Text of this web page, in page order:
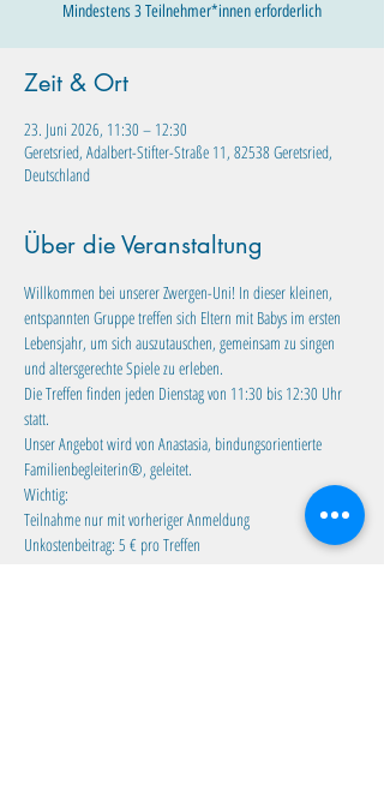
Mindestens 3 Teilnehmer*innen erforderlich
Zeit & Ort
23. Juni 2026, 11:30 – 12:30
Geretsried, Adalbert-Stifter-Straße 11, 82538 Geretsried,
Deutschland
Über die Veranstaltung
Willkommen bei unserer Zwergen-Uni! In dieser kleinen,
entspannten Gruppe treffen sich Eltern mit Babys im ersten
Lebensjahr, um sich auszutauschen, gemeinsam zu singen
und altersgerechte Spiele zu erleben.
Die Treffen finden jeden Dienstag von 11:30 bis 12:30 Uhr
statt.
Unser Angebot wird von Anastasia, bindungsorientierte
Familienbegleiterin®, geleitet.
Wichtig:
Teilnahme nur mit vorheriger Anmeldung
Unkostenbeitrag: 5 € pro Treffen